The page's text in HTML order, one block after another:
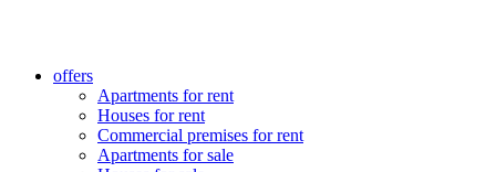
offers
Apartments for rent
Houses for rent
Commercial premises for rent
Apartments for sale